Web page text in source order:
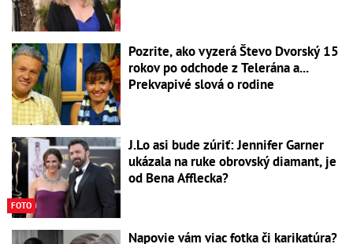
Pozrite, ako vyzerá Števo Dvorský 15
rokov po odchode z Telerána a...
Prekvapivé slová o rodine
FOTO
J.Lo asi bude zúriť: Jennifer Garner
ukázala na ruke obrovský diamant, je
od Bena Afflecka?
Napovie vám viac fotka či karikatúra?